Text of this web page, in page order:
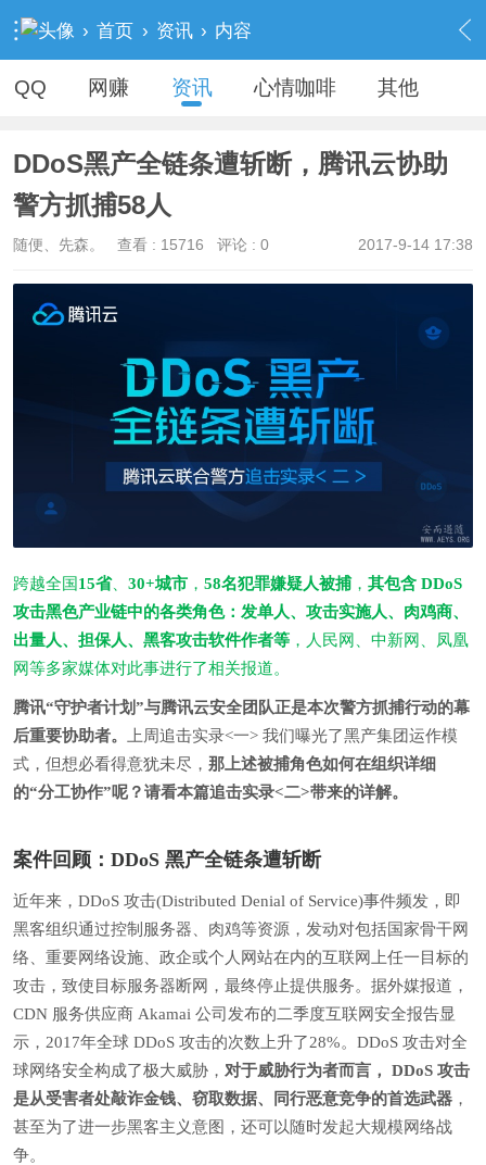
› 首页 › 资讯 › 内容
QQ 网赚 资讯 心情咖啡 其他
DDoS黑产全链条遭斩断，腾讯云协助
警方抓捕58人
2017-9-14 17:38
随便、先森。 查看 : 15716 评论 : 0
跨越全国15省、 30+城市， 58名犯罪嫌疑人被捕， 其包含 DDoS
攻击黑色产业链中的各类角色：发单人、攻击实施人、肉鸡商、
出量人、担保人、黑客攻击软件作者等，人民网、中新网、凤凰
网等多家媒体对此事进行了相关报道。
腾讯“守护者计划”与腾讯云安全团队正是本次警方抓捕行动的幕
后重要协助者。
上周追击实录<一> 我们曝光了黑产集团运作模
式，但想必看得意犹未尽， 那上述被捕角色如何在组织详细
的“分工协作”呢？请看本篇追击实录<二>带来的详解。
案件回顾： DDoS 黑产全链条遭斩断
近年来，DDoS 攻击(Distributed Denial of Service)事件频发，即
黑客组织通过控制服务器、肉鸡等资源，发动对包括国家骨干网
络、重要网络设施、政企或个人网站在内的互联网上任一目标的
攻击，致使目标服务器断网，最终停止提供服务。据外媒报道，
CDN 服务供应商 Akamai 公司发布的二季度互联网安全报告显
示，2017年全球 DDoS 攻击的次数上升了28%。DDoS 攻击对全
球网络安全构成了极大威胁， 对于威胁行为者而言，
DDoS 攻击
是从受害者处敲诈金钱、窃取数据、同行恶意竞争的首选武器，
甚至为了进一步黑客主义意图，还可以随时发起大规模网络战
争。